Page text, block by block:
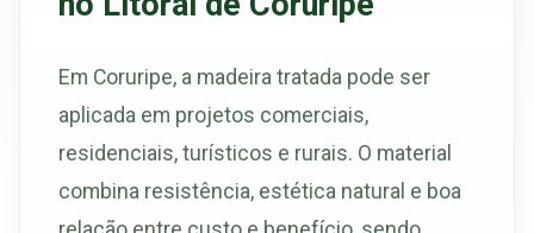
Em Coruripe, a madeira tratada pode ser
aplicada em projetos comerciais,
residenciais, turísticos e rurais. O material
combina resistência, estética natural e boa